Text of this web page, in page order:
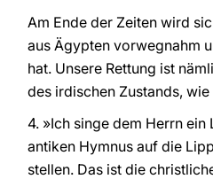
Am Ende der Zeiten wird
aus Ägypten vorwegnahm
hat. Unsere Rettung ist
des irdischen Zustands,
4. »Ich singe dem Herrn
antiken Hymnus auf die
stellen. Das ist die